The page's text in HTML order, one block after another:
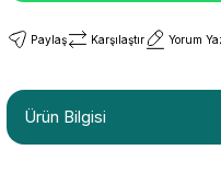
Paylaş Karşılaştır Yorum
Ürün Bilgisi